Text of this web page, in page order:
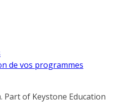
de vos programmes
Part of Keystone Education